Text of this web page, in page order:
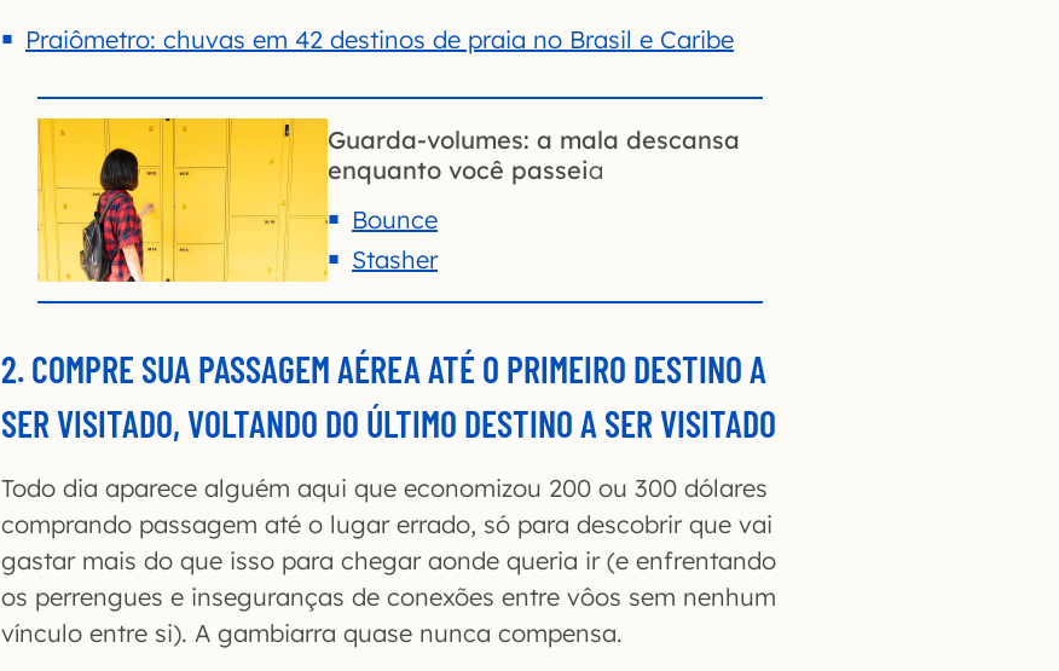
Praiômetro: chuvas em 42 destinos de praia no Brasil e Caribe
Guarda-volumes: a mala descansa
enquanto você passeia
Bounce
Stasher
2. COMPRE SUA PASSAGEM AÉREA ATÉ O PRIMEIRO DESTINO A
SER VISITADO, VOLTANDO DO ÚLTIMO DESTINO A SER VISITADO
Todo dia aparece alguém aqui que economizou 200 ou 300 dólares
comprando passagem até o lugar errado, só para descobrir que vai
gastar mais do que isso para chegar aonde queria ir (e enfrentando
os perrengues e inseguranças de conexões entre vôos sem nenhum
vínculo entre si). A gambiarra quase nunca compensa.